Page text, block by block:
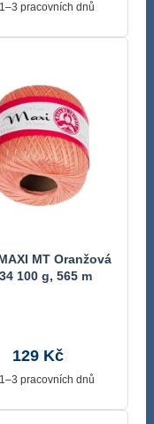
pracovních dnů
MT Oranžová
100 g, 565 m
129 Kč
pracovních dnů